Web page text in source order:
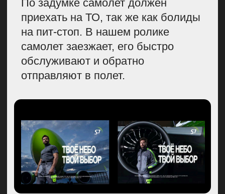
ХОТИТЕ
СТАТЬ
СПИКЕРОМ?
Имя
Компания